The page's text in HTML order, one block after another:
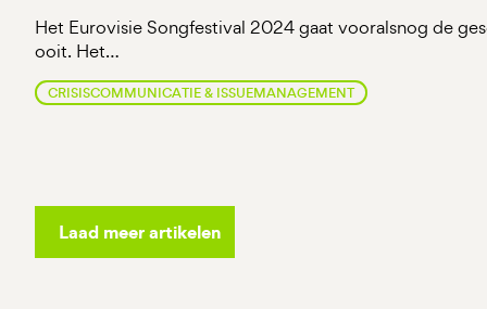
Het Eurovisie Songfestival 2024 gaat vooralsnog de
ooit. Het…
CRISISCOMMUNICATIE & ISSUEMANAGEMENT
Laad meer artikelen